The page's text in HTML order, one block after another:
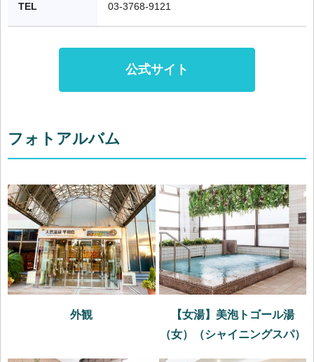
TEL 03-3768-9121
公式サイト
フォトアルバム
外観
【女湯】美泡トゴール湯
（女）（シャイニングスパ）